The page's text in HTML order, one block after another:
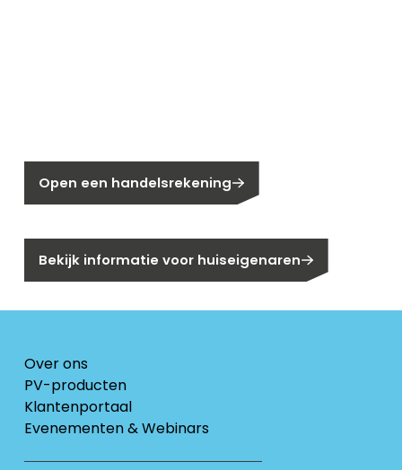
Open een handelsrekening
Bekijk informatie voor huiseigenaren
Over ons
PV-producten
Klantenportaal
Evenementen & Webinars